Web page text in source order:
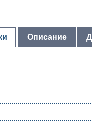
Описание